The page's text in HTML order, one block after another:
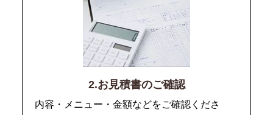
2.お見積書のご確認
内容・メニュー・金額などをご確認くださ